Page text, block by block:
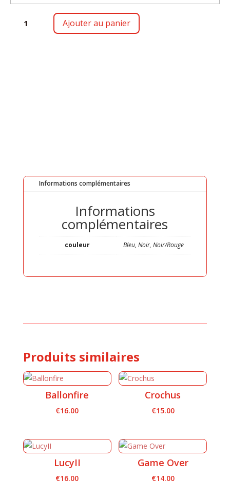
Ajouter au panier
Informations complémentaires
Informations
complémentaires
couleur Bleu, Noir, Noir/Rouge
Produits similaires
Ballonfire
€16.00
Crochus
€15.00
LucyII
€16.00
Game Over
€14.00